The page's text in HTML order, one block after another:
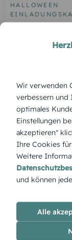
HALLOWEEN
der Knochen
ÜBERBLICK:
Der
stiller Wächter,
Atmosphäre
Wir verwenden
verbessern und
optimales
Einstellungen
akzeptieren"
Ihre Cookies
Weitere
und können
Alle